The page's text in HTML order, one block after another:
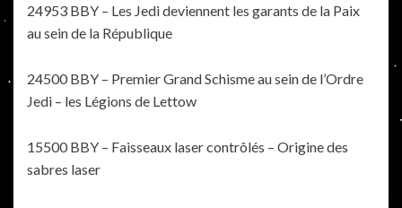
24953 BBY – Les Jedi deviennent les garants de la Paix
au sein de la République
24500 BBY – Premier Grand Schisme au sein de l’Ordre
Jedi – les Légions de Lettow
15500 BBY – Faisseaux laser contrôlés – Origine des
sabres laser